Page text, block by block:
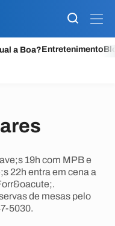
a Boa?Entretenimento
19h com MPB e
22h entra em cena a
de mesas pelo
5030.